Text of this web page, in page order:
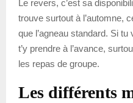
Le revers, c’est sa
trouve surtout à l’automne,
que l’agneau standard. Si
t’y prendre à l’avance,
les repas de groupe.
Les différents